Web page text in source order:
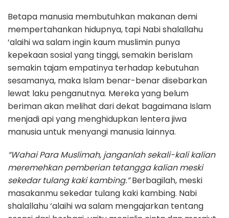
Betapa manusia membutuhkan makanan demi
mempertahankan hidupnya, tapi Nabi shalallahu
‘alaihi wa salam ingin kaum muslimin punya
kepekaan sosial yang tinggi, semakin berislam
semakin tajam empatinya terhadap kebutuhan
sesamanya, maka Islam benar-benar disebarkan
lewat laku penganutnya. Mereka yang belum
beriman akan melihat dari dekat bagaimana Islam
menjadi api yang menghidupkan lentera jiwa
manusia untuk menyangi manusia lainnya.
“Wahai Para Muslimah, janganlah sekali-kali kalian
meremehkan pemberian tetangga kalian meski
sekedar tulang kaki kambing.”Berbagilah, meski
masakanmu sekedar tulang kaki kambing. Nabi
shalallahu ‘alaihi wa salam mengajarkan tentang